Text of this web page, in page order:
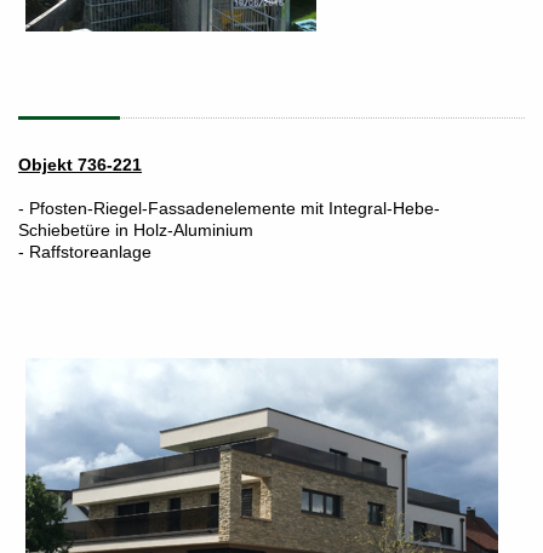
Objekt 736-221
- Pfosten-Riegel-Fassadenelemente mit Integral-Hebe-
Schiebetüre in Holz-Aluminium
- Raffstoreanlage